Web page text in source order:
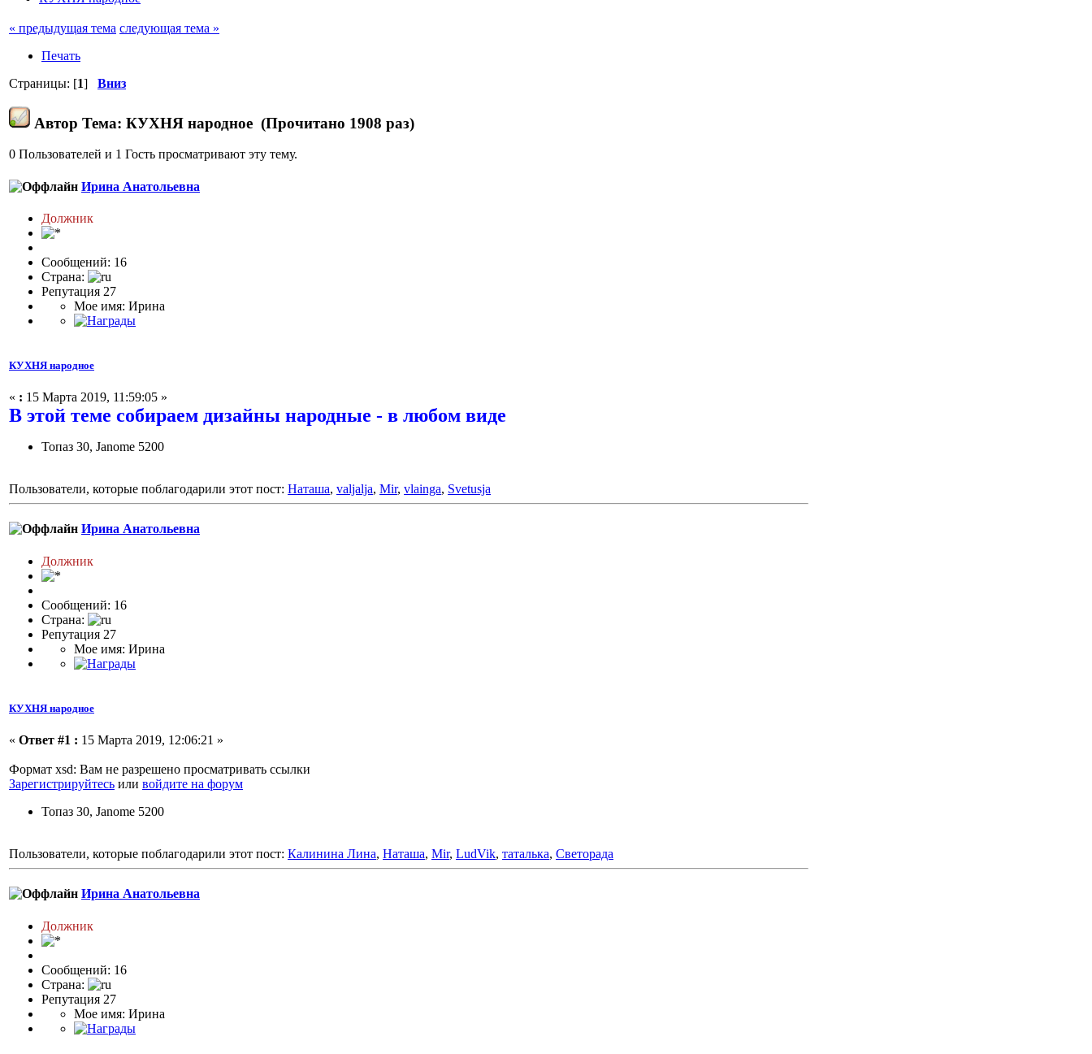
« предыдущая тема следующая тема »
Печать
Страницы: [1] Вниз
Автор Тема: КУХНЯ народное (Прочитано 1908 раз)
0 Пользователей и 1 Гость просматривают эту тему.
Ирина Анатольевна
Должник
Сообщений: 16
Страна:
Репутация 27
Мое имя: Ирина
КУХНЯ народное
« : 15 Марта 2019, 11:59:05 »
В этой теме собираем дизайны народные - в любом виде
Топаз 30, Janome 5200
Пользователи, которые поблагодарили этот пост: Наташа, valjalja, Mir, vlainga, Svetusja
Ирина Анатольевна
Должник
Сообщений: 16
Страна:
Репутация 27
Мое имя: Ирина
КУХНЯ народное
« Ответ #1 : 15 Марта 2019, 12:06:21 »
Формат xsd: Вам не разрешено просматривать ссылки
Зарегистрируйтесь или войдите на форум
Топаз 30, Janome 5200
Пользователи, которые поблагодарили этот пост: Калинина Лина, Наташа, Mir, LudVik, таталька, Светорада
Ирина Анатольевна
Должник
Сообщений: 16
Страна:
Репутация 27
Мое имя: Ирина